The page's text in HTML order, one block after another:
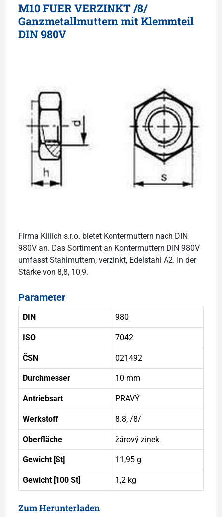
M10 FUER VERZINKT /8/
Ganzmetallmuttern mit Klemmteil
DIN 980V
Firma Killich s.r.o. bietet Kontermuttern nach DIN
980V an. Das Sortiment an Kontermuttern DIN 980V
umfasst Stahlmuttern, verzinkt, Edelstahl A2. In der
Stärke von 8,8, 10,9.
Parameter
DIN 980
ISO 7042
ČSN 021492
Durchmesser 10 mm
Antriebsart PRAVÝ
Werkstoff 8.8, /8/
Oberfläche žárový zinek
Gewicht [St] 11,95 g
Gewicht [100 St] 1,2 kg
Zum Herunterladen